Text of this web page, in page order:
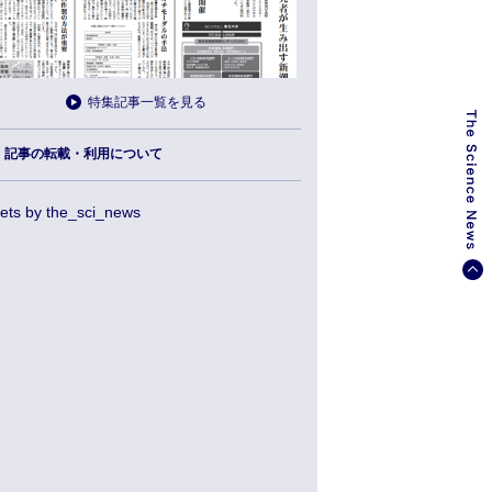
特集記事一覧を見る
記事の転載・利用について
by the_sci_news